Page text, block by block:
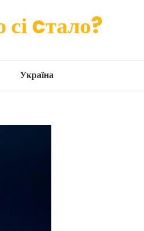
cтало?
Україна